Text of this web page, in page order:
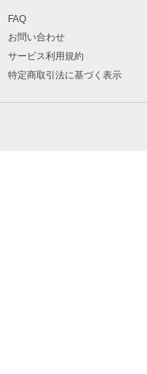
FAQ
お問い合わせ
サービス利用規約
特定商取引法に基づく表示